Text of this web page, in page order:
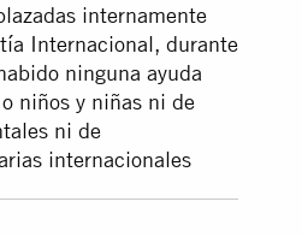
internamente
Internacional, durante
ninguna ayuda
niños y niñas ni de
ni de
internacionales